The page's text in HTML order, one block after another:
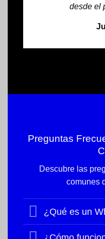
desde el
Preguntas
Descubre las
comunes
¿Qué es un